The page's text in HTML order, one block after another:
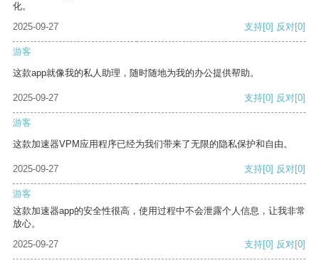
化。
2025-09-27
支持[0] 反对[0]
游客
这款app就像我的私人助理，随时随地为我的办公提供帮助。
2025-09-27 支持[0] 反对[0]
游客
这款加速器VPM应用程序已经为我们带来了无限的隐私保护和自由。
2025-09-27 支持[0] 反对[0]
游客
这款加速器app的安全性很高，使用过程中不会泄露个人信息，让我非常
放心。
2025-09-27
支持[0] 反对[0]